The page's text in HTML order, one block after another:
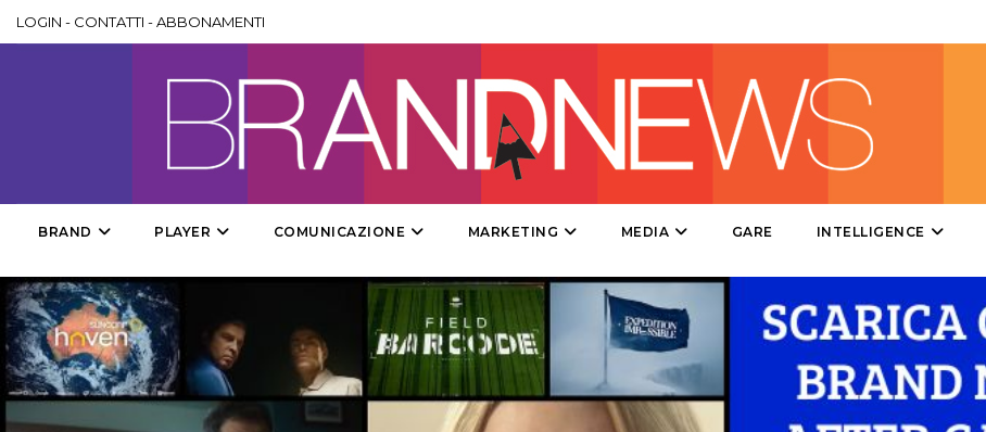
DATI
RICERCHE
TREND
CASE HISTORY
OPINIONI
LOGIN - CONTATTI -ABBONAMENTI
BRAND PLAYER COMUNICAZIONE MARKETING MEDIA GARE INTELLIGENCE